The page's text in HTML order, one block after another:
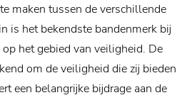
maken tussen de verschillende
is het bekendste bandenmerk bij
het gebied van veiligheid. De
om de veiligheid die zij bieden
een belangrijke bijdrage aan de